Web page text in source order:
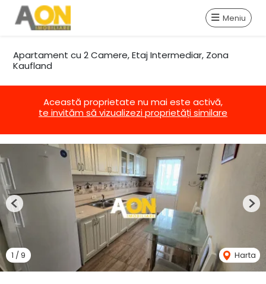
Meniu
Apartament cu 2 Camere, Etaj Intermediar, Zona
Kaufland
Această proprietate nu mai este activă,
te invităm să vizualizezi proprietăți similare
1 / 9 Harta
Previous